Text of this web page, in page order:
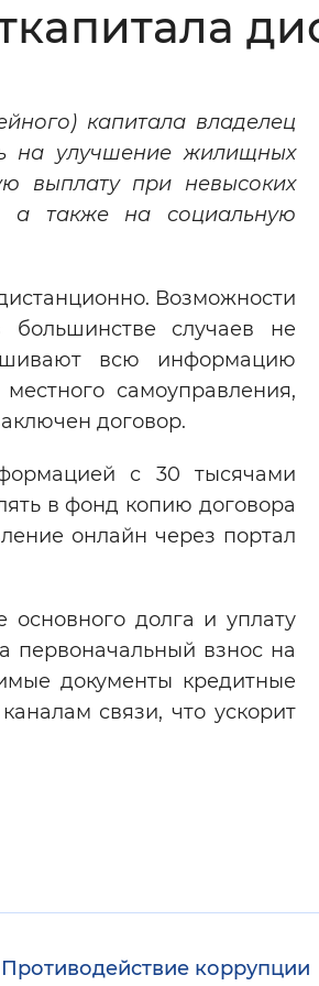
Синий фон
Повторить
капитала владелец
на улучшение жилищных
выплату при невысоких
а также на социальную
Возможности
большинстве случаев не
всю информацию
самоуправления,
договор.
с 30 тысячами
в фонд копию договора
онлайн через портал
основного долга и уплату
первоначальный взнос на
документы кредитные
связи, что ускорит
Противодействие коррупции